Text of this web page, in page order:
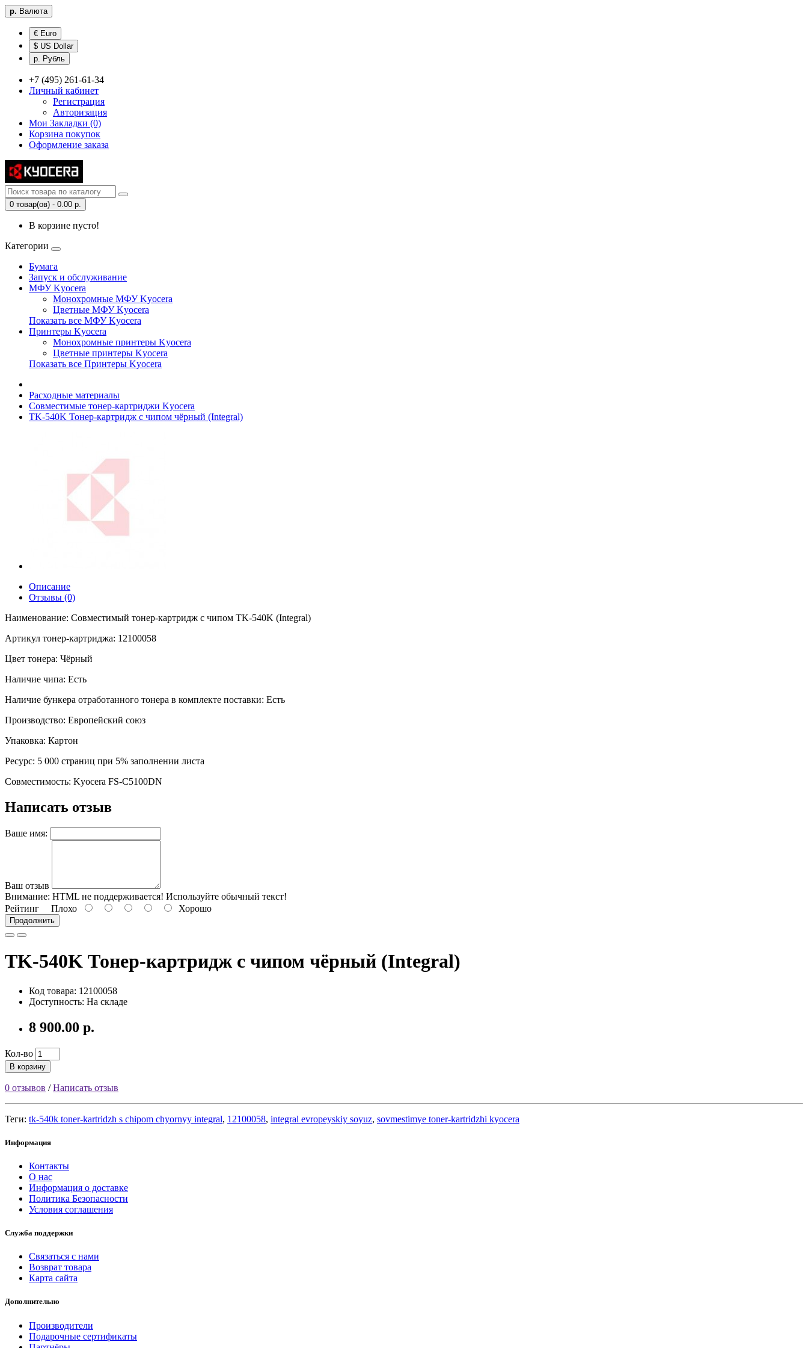
р. Валюта
€ Euro
$ US Dollar
р. Рубль
+7 (495) 261-61-34
Личный кабинет
Регистрация
Авторизация
Мои Закладки (0)
Корзина покупок
Оформление заказа
0 товар(ов) - 0.00 р.
В корзине пусто!
Категории
Бумага
Запуск и обслуживание
МФУ Kyocera
Монохромные МФУ Kyocera
Цветные МФУ Kyocera
Показать все МФУ Kyocera
Принтеры Kyocera
Монохромные принтеры Kyocera
Цветные принтеры Kyocera
Показать все Принтеры Kyocera
Расходные материалы
Совместимые тонер-картриджи Kyocera
TK-540K Тонер-картридж с чипом чёрный (Integral)
Описание
Отзывы (0)
Наименование: Совместимый тонер-картридж с чипом TK-540K (Integral)
Артикул тонер-картриджа: 12100058
Цвет тонера: Чёрный
Наличие чипа: Есть
Наличие бункера отработанного тонера в комплекте поставки: Есть
Производство: Европейский союз
Упаковка: Картон
Ресурс: 5 000 страниц при 5% заполнении листа
Совместимость: Kyocera FS-C5100DN
Написать отзыв
Ваше имя:
Ваш отзыв
Внимание: HTML не поддерживается! Используйте обычный текст!
Рейтинг Плохо Хорошо
Продолжить
TK-540K Тонер-картридж с чипом чёрный (Integral)
Код товара: 12100058
Доступность: На складе
8 900.00 р.
Кол-во
В корзину
0 отзывов /Написать отзыв
Теги: tk-540k toner-kartridzh s chipom chyornyy integral, 12100058, integral evropeyskiy soyuz, sovmestimye toner-kartridzhi kyocera
Информация
Контакты
О нас
Информация о доставке
Политика Безопасности
Условия соглашения
Служба поддержки
Связаться с нами
Возврат товара
Карта сайта
Дополнительно
Производители
Подарочные сертификаты